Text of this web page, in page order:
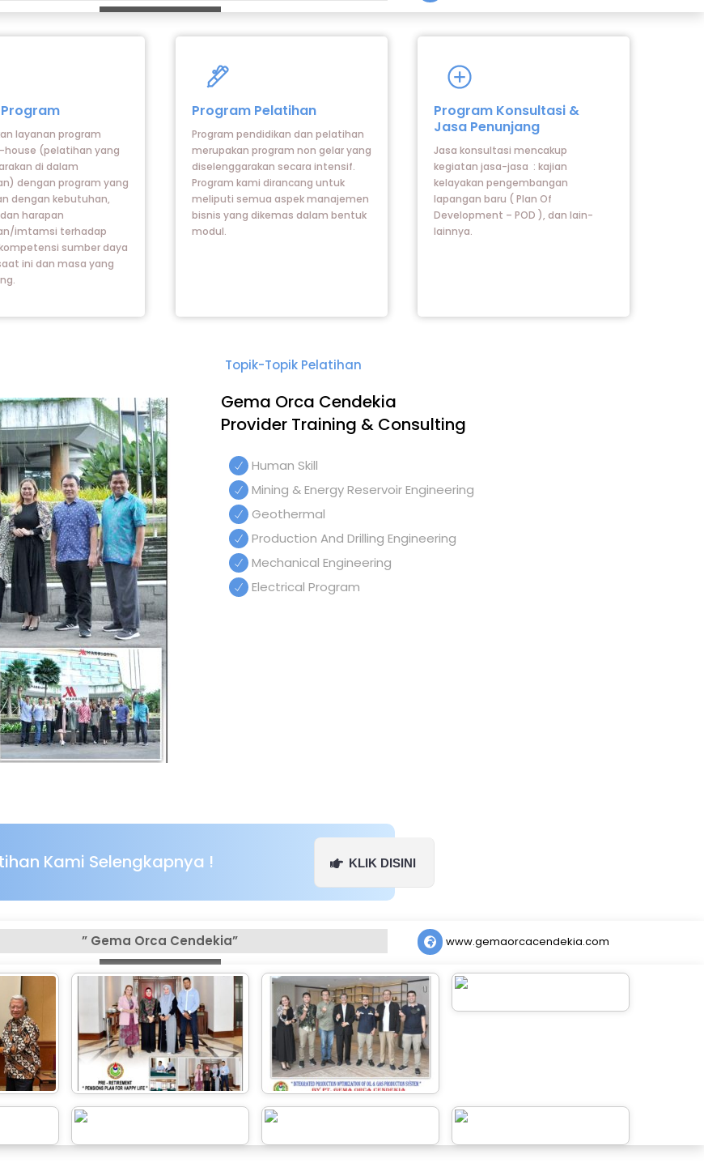
layanan program
house (pelatihan yang
di dalam
dengan program yang
dengan kebutuhan,
harapan
imtamsi terhadap
sumber daya
ini dan masa yang
Icon
label
Program Pelatihan
Program pendidikan dan pelatihan
merupakan program non gelar yang
diselenggarakan secara intensif.
Program kami dirancang untuk
meliputi semua aspek manajemen
bisnis yang dikemas dalam bentuk
modul.
Icon
label
Program Konsultasi &
Jasa Penunjang
Jasa konsultasi mencakup
kegiatan jasa-jasa : kajian
kelayakan pengembangan
lapangan baru ( Plan Of
Development – POD ), dan lain-
lainnya.
Topik-Topik Pelatihan
Gema Orca Cendekia
Provider Training & Consulting
Human Skill
Mining & Energy Reservoir Engineering
Geothermal
Production And Drilling Engineering
Mechanical Engineering
Electrical Program
Kami Selengkapnya ! KLIK DISINI
” Gema Orca Cendekia” www.gemaorcacendekia.com